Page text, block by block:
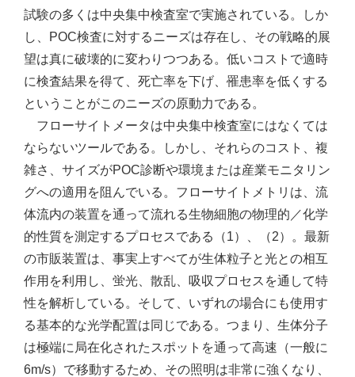
試験の多くは中央集中検査室で実施されている。しか
し、POC検査に対するニーズは存在し、その戦略的展
望は真に破壊的に変わりつつある。低いコストで適時
に検査結果を得て、死亡率を下げ、罹患率を低くする
ということがこのニーズの原動力である。
フローサイトメータは中央集中検査室にはなくては
ならないツールである。しかし、それらのコスト、複
雑さ、サイズがPOC診断や環境または産業モニタリン
グへの適用を阻んでいる。フローサイトメトリは、流
体流内の装置を通って流れる生物細胞の物理的／化学
的性質を測定するプロセスである（1）、（2）。最新
の市販装置は、事実上すべてが生体粒子と光との相互
作用を利用し、蛍光、散乱、吸収プロセスを通して特
性を解析している。そして、いずれの場合にも使用す
る基本的な光学配置は同じである。つまり、生体分子
は極端に局在化されたスポットを通って高速（一般に
6m/s）で移動するため、その照明は非常に強くなり、